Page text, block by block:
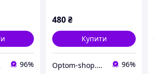
96%
480₴
Купити
Optom-shop.com.ua - Оптовий інтернет-магазин: Одежа та взуття оптом, спідня білизна недорого 96%